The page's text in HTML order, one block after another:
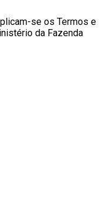
se os Termos e
da Fazenda